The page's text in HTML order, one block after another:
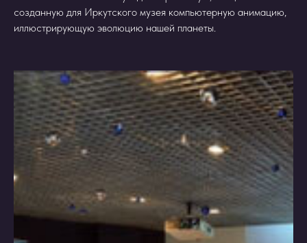
созданную для Иркутского музея компьютерную анимацию,
иллюстрирующую эволюцию нашей планеты.